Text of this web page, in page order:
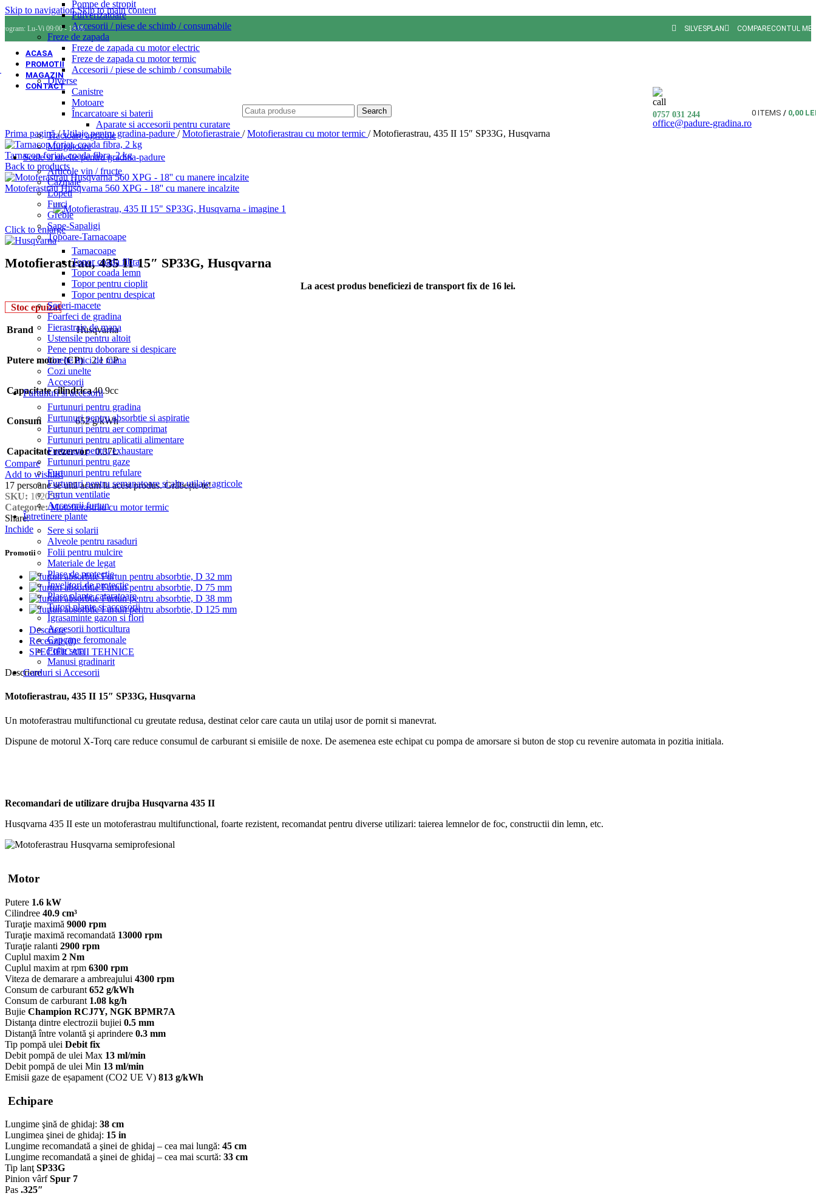
Skip to navigationSkip to main content
Lu-Vi 09:00 - 18:00 SILVESPLAN COMPARECONTUL
ACASA
PROMOTII
MAGAZIN
CONTACT
Pompe de stropit
Pulverizatoare
Accesorii / piese de schimb / consumabile
Freze de zapada
Freze de zapada cu motor electric
Freze de zapada cu motor termic
Accesorii / piese de schimb / consumabile
Diverse
Canistre
Motoare
Încarcatoare si baterii
Aparate si accesorii pentru curatare
Tractoare agricole
Mulgatoare
Scule si unelte pentru gradina-padure
Articole vin / fructe
Cazmale
Lopeti
Furci
Greble
Sape-Sapaligi
Topoare-Tarnacoape
Tarnacoape
Topor coada fibra
Topor coada lemn
Topor pentru cioplit
Topor pentru despicat
Seceri-macete
Foarfeci de gradina
Fierastraie de mana
Ustensile pentru altoit
Pene pentru doborare si despicare
Unelte mici de mana
Cozi unelte
Accesorii
Furtunuri si accesorii
Furtunuri pentru gradina
Furtunuri pentru absorbtie si aspiratie
Furtunuri pentru aer comprimat
Furtunuri pentru aplicatii alimentare
Furtunuri pentru exhaustare
Furtunuri pentru gaze
Furtunuri pentru refulare
Furtunuri pentru semanatoare si alte utilaje agricole
Furtun ventilatie
Accesorii furtun
Întretinere plante
Sere si solarii
Alveole pentru rasaduri
Folii pentru mulcire
Materiale de legat
Plase de protectie
Învelitori de protectie
Plase plante cataratoare
Tutori plante si accesorii
Îgrasaminte gazon si flori
Accesorii horticultura
Capcane feromonale
Folie sera
Manusi gradinarit
Garduri si Accesorii
Search 0757 031 244
office@padure-gradina.ro
0 ITEMS / 0,00
Prima pagină/ Utilaje pentru gradina-padure / Motofierastraie / Motofierastrau cu motor termic / Motofierastrau, 435 II 15″ SP33G, Husqvarna
Tarnacop forjat, coada fibra, 2 kg
Back to products
Motoferastrau Husqvarna 560 XPG - 18'' cu manere incalzite
Click to enlarge
Motofierastrau, 435 II 15″ SP33G, Husqvarna
La acest produs beneficiezi de transport fix de 16 lei.
Stoc epuizat
Brand Husqvarna
Putere motor (CP) 2.1 CP
Capacitate cilindrica40.9cc
Consum 652 g/kWh
Capacitate rezervor
0.37L
Compare
Add to wishlist
17 persoane se uită acum la acest produs. Grăbește-te!
SKU: 102055
Categorie: Motofierastrau cu motor termic
Share:
Inchide
Promotii
Furtun pentru absorbtie, D 32 mm
Furtun pentru absorbtie, D 75 mm
Furtun pentru absorbtie, D 38 mm
Furtun pentru absorbtie, D 125 mm
Descriere
Recenzii (0)
SPECIFICATII TEHNICE
Descriere
Motofierastrau, 435 II 15″ SP33G, Husqvarna
Un motoferastrau multifunctional cu greutate redusa, destinat celor care cauta un utilaj usor de pornit si manevrat.
Dispune de motorul X-Torq care reduce consumul de carburant si emisiile de noxe. De asemenea este echipat cu pompa de amorsare si buton de stop cu revenire automata in pozitia initiala.
Recomandari de utilizare drujba Husqvarna 435 II
Husqvarna 435 II este un motoferastrau multifunctional, foarte rezistent, recomandat pentru diverse utilizari: taierea lemnelor de foc, constructii din lemn, etc.
Motor
Putere 1.6 kW
Cilindree 40.9 cm³
Turaţie maximă 9000 rpm
Turaţie maximă recomandată 13000 rpm
Turaţie ralanti 2900 rpm
Cuplul maxim 2 Nm
Cuplul maxim at rpm 6300 rpm
Viteza de demarare a ambreajului 4300 rpm
Consum de carburant 652 g/kWh
Consum de carburant 1.08 kg/h
Bujie Champion RCJ7Y, NGK BPMR7A
Distanţa dintre electrozii bujiei 0.5 mm
Distanţă între volantă şi aprindere 0.3 mm
Tip pompă ulei Debit fix
Debit pompă de ulei Max 13 ml/min
Debit pompă de ulei Min 13 ml/min
Emisii gaze de eșapament (CO2 UE V) 813 g/kWh
Echipare
Lungime şină de ghidaj: 38 cm
Lungimea şinei de ghidaj: 15 in
Lungime recomandată a şinei de ghidaj – cea mai lungă: 45 cm
Lungime recomandată a şinei de ghidaj – cea mai scurtă: 33 cm
Tip lanţSP33G
Pinion vârfSpur 7
Pas .325″